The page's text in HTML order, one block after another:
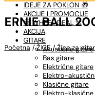
IDEJE ZA POKLON 🎁
AKCIJE I PROMOCIJE
🤠 WHEEL DEAL %
AKCIJA
GITARE
Akustične gitare
Bas gitare
Električne gitare
Elektro-
Klasične gitare
Elektro-
ERNIE BALL
Početna /ŽICE/Žice za